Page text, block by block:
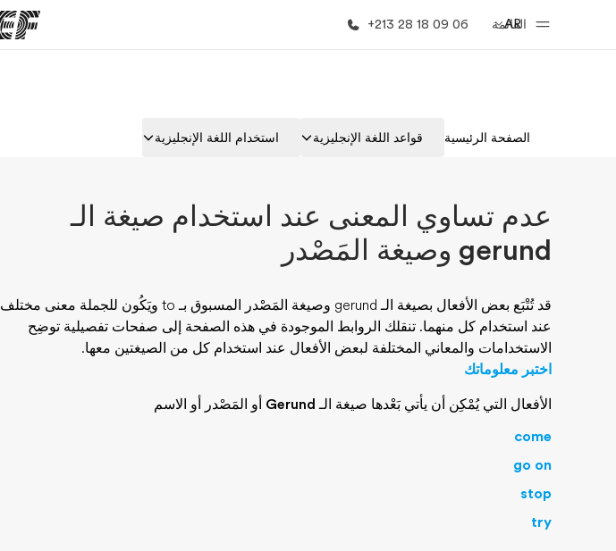
القائمة
AR
+213 28 18 09 06
الصفحة الرئيسية برامج الصفحة الرئيسية قواعد اللغة الإنجليزية استخدام اللغة الإنجليزية
عدم تساوي المعنى عند استخدام صيغة الـ
gerund وصيغة المَصْدر
قد تُتْبَع بعض الأفعال بصيغة الـ gerund وصيغة المَصْدر المسبوق بـ to ويَكُون للجملة معنى مختلف
عند استخدام كل منهما. تنقلك الروابط الموجودة في هذه الصفحة إلى صفحات تفصيلية توضِح
الاستخدامات والمعاني المختلفة لبعض الأفعال عند استخدام كل من الصيغتين معها.
اختبر معلوماتك
الأفعال التي يُمْكِن أن يأتي بَعْدها صيغة الـ Gerund أو المَصْدر أو الاسم
come
go on
stop
try